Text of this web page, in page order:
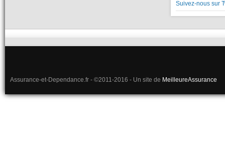
Suivez-nous sur
Assurance-et-Dependance.fr - ©2011-2016 - Un site de MeilleureAssurance